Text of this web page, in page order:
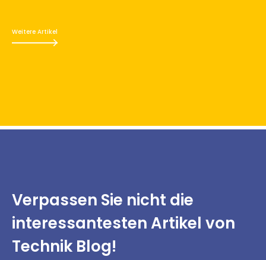
Weitere Artikel
Verpassen Sie nicht die
interessantestenArtikel von
Technik Blog!